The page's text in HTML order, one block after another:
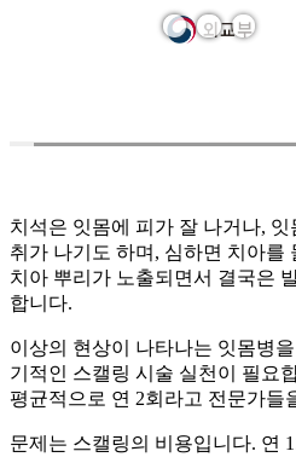
치석은 잇몸에 피가 잘 나거나,
취가 나기도 하며, 심하면 치아를
치아 뿌리가 노출되면서 결국은
합니다.
이상의 현상이 나타나는 잇몸병
기적인 스캘링 시술 실천이 필요
평균적으로 연 2회라고 전문가들
문제는 스캘링의 비용입니다. 연